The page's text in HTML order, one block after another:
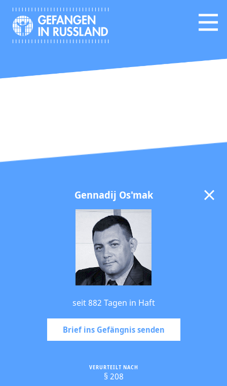
Gennadij Os'mak
seit 882 Tagen in Haft
Brief ins Gefängnis senden
VERURTEILT NACH
§ 208